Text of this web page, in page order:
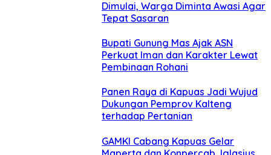
Dimulai, Warga Diminta Awasi Agar
Tepat Sasaran
Bupati Gunung Mas Ajak ASN
Perkuat Iman dan Karakter Lewat
Pembinaan Rohani
Panen Raya di Kapuas Jadi Wujud
Dukungan Pemprov Kalteng
terhadap Pertanian
GAMKI Cabang Kapuas Gelar